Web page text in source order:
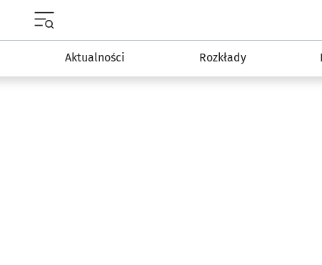
Aktualności Rozkłady